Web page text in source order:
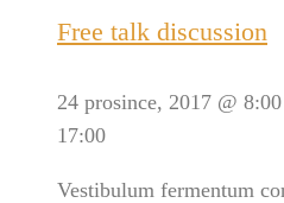
Free talk discussion
24 prosince, 2017 @ 8:00
17:00
Vestibulum fermentum